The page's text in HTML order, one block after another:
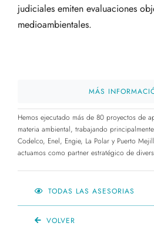
Contacto
judiciales emiten evaluaciones
medioambientales.
MÁS
Hemos ejecutado más de 80 proyectos de
materia ambiental, trabajando
Codelco, Enel, Engie, La Polar y Puerto
actuamos como partner estratégico de
TODAS LAS ASESORIAS
VOLVER